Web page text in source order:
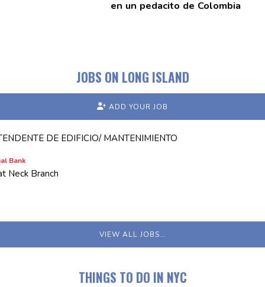
en un pedacito de Colombia
JOBS ON LONG ISLAND
ADD YOUR JOB
DE EDIFICIO/ MANTENIMIENTO
Bank
Neck Branch
VIEW ALL JOBS…
THINGS TO DO IN NYC